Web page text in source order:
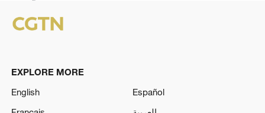
EXPLORE MORE
English
Español